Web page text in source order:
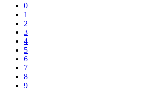
0
1
2
3
4
5
6
7
8
9